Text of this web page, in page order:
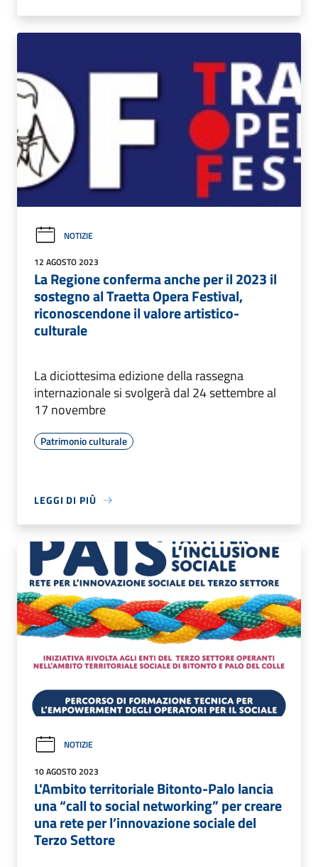
NOTIZIE
12 AGOSTO 2023
La Regione conferma anche per il 2023 il
sostegno al Traetta Opera Festival,
riconoscendone il valore artistico-
culturale
La diciottesima edizione della rassegna
internazionale si svolgerà dal 24 settembre al
17 novembre
Patrimonio culturale
LEGGI DI PIÙ
NOTIZIE
10 AGOSTO 2023
L'Ambito territoriale Bitonto-Palo lancia
una “call to social networking” per creare
una rete per l’innovazione sociale del
Terzo Settore